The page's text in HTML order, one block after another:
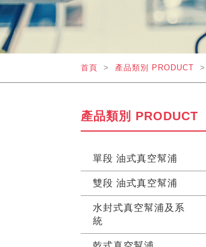
首頁 > 產品類別 PRODUCT
產品類別 PRODUCT
單段 油式真空幫浦
雙段 油式真空幫浦
水封式真空幫浦及系
統